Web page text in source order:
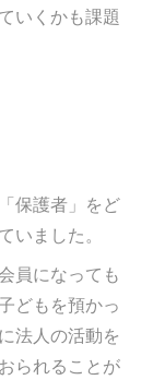
いくかも課題
保護者」をど
いました。
員になっても
どもを預かっ
法人の活動を
られることが